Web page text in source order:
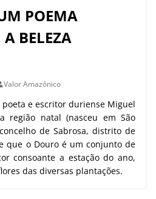
POEMA
A BELEZA
Valor Amazônico
e escritor duriense Miguel
região natal (nasceu em São
de Sabrosa, distrito de
que o Douro é um conjunto de
consoante a estação do ano,
das diversas plantações.